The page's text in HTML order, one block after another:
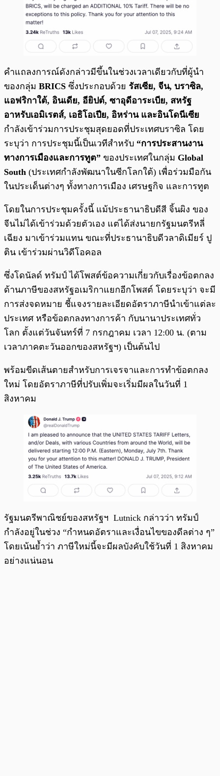
คำแถลงการณ์ดังกล่าวมีขึ้นในช่วงเวลาเดียวกับที่ผู้นำ
ของกลุ่ม BRICS ซึ่งประกอบด้วย รัสเซีย, จีน, บราซิล,
แอฟริกาใต้, อินเดีย, อียิปต์, ซาอุดีอาระเบีย, สหรัฐ
อาหรับเอมิเรตส์, เอธิโอเปีย, อิหร่าน และอินโดนีเซีย
กำลังเข้าร่วมการประชุมสุดยอดที่ประเทศบราซิล โดย
ระบุว่า การประชุมนี้เป็นเวทีสำหรับ “การประสานงาน
ทางการเมืองและการทูต” ของประเทศในกลุ่ม Global
South (ประเทศกำลังพัฒนาในซีกโลกใต้) เพื่อร่วมมือกัน
ในประเด็นต่างๆ ทั้งทางการเมือง เศรษฐกิจ และการทูต
โดยในการประชุมครั้งนี้ แม้ประธานาธิบดีสี จิ้นผิง ของ
จีนไม่ได้เข้าร่วมด้วยตัวเอง แต่ได้ส่งนายกรัฐมนตรีหลี่
เฉียง มาเข้าร่วมแทน ขณะที่ประธานาธิบดีวลาดิเมียร์ ปู
ติน เข้าร่วมผ่านวิดีโอคอล
ซึ่งโดนัลด์ ทรัมป์ ได้โพสต์ข้อความเกี่ยวกับเรื่องข้อตกลง
ด้านภาษีของสหรัฐอเมริกาแยกอีกโพสต์ โดยระบุว่า จะมี
การส่งจดหมาย ชี้แจงรายละเอียดอัตราภาษีนำเข้าแต่ละ
ประเทศ หรือข้อตกลงทางการค้า กับนานาประเทศทั่ว
โลก ตั้งแต่วันจันทร์ที่ 7 กรกฎาคม เวลา 12:00 น. (ตาม
เวลาภาคตะวันออกของสหรัฐฯ) เป็นต้นไป
พร้อมขีดเส้นตายสำหรับการเจรจาและการทำข้อตกลง
ใหม่ โดยอัตราภาษีที่ปรับเพิ่มจะเริ่มมีผลในวันที่ 1
สิงหาคม
รัฐมนตรีพาณิชย์ของสหรัฐฯ Lutnick กล่าวว่า ทรัมป์
กำลังอยู่ในช่วง “กำหนดอัตราและเงื่อนไขของดีลต่าง ๆ”
โดยเน้นย้ำว่า ภาษีใหม่นี้จะมีผลบังคับใช้วันที่ 1 สิงหาคม
อย่างแน่นอน